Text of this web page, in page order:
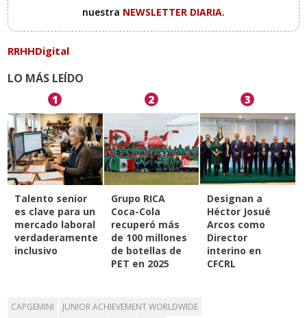
nuestra NEWSLETTER DIARIA.
RRHHDigital
LO MÁS LEÍDO
1
Talento senior
es clave para un
mercado laboral
verdaderamente
inclusivo
2
Grupo RICA
Coca-Cola
recuperó más
de 100 millones
de botellas de
PET en 2025
3
Designan a
Héctor Josué
Arcos como
Director
interino en
CFCRL
CAPGEMINI
JUNIOR ACHIEVEMENT WORLDWIDE